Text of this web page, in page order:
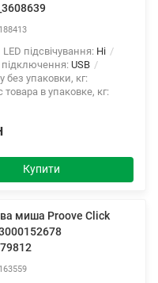
188413
LED підсвічування: Ні
підключення: USB
без упаковки, кг:
товара в упаковке, кг:
Купити
миша Proove Click
163559